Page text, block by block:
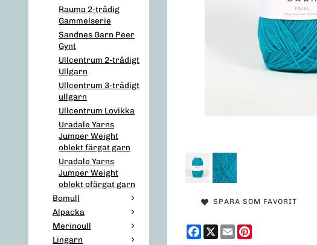
Rauma 2-trådig
Gammelserie
Sandnes Garn Peer
Gynt
Ullcentrum 2-trådigt
Ullgarn
Ullcentrum 3-trådigt
ullgarn
Ullcentrum Lovikka
Uradale Yarns
Jumper Weight
oblekt färgat garn
Uradale Yarns
Jumper Weight
oblekt ofärgat garn
Bomull
Alpacka
Merinoull
Lingarn
SPARA SOM FAVORIT
Facebook
X Email